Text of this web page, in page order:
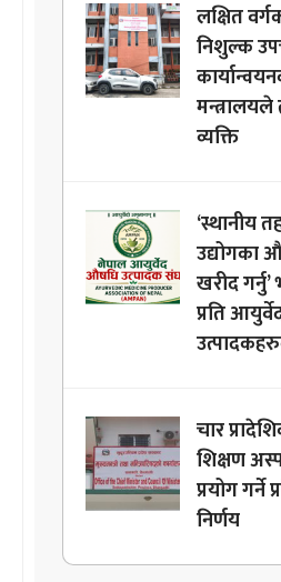
लक्षित
निशुल्क
मन्त्रालयले
व्यक्ति
‘स्थानीय
उद्योगका
खरीद गर्नु’
प्रति
चार
शिक्षण
प्रयोग
निर्णय